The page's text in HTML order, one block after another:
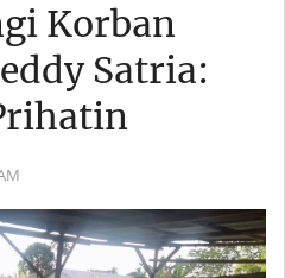
Korban
Satria: